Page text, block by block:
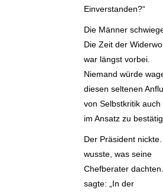
Einverstanden?“
Die Männer
Die Zeit der
war längst vorbei.
Niemand würde
diesen seltenen
von Selbstkritik auch
im Ansatz zu
Der Präsident
wusste, was seine
Chefberater
sagte: „In der